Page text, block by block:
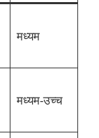
मध्यम
मध्यम-उच्च